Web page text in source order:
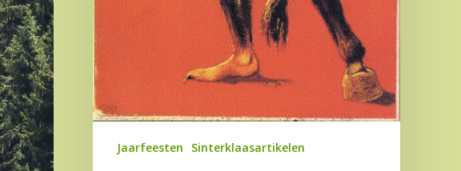
Jaarfeesten Sinterklaasartikelen